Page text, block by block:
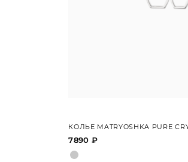
КОЛЬЕ MATRYOSHKA PURE
7890 ₽